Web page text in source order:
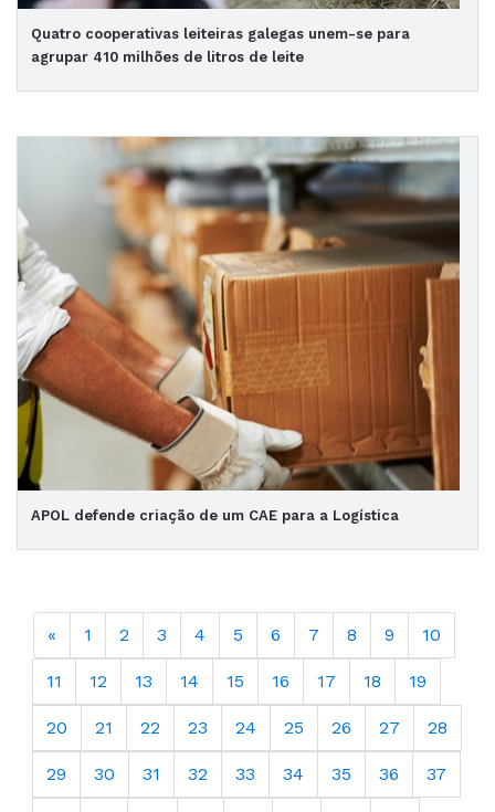
Quatro cooperativas leiteiras galegas unem-se para
agrupar 410 milhões de litros de leite
APOL defende criação de um CAE para a Logística
« 1 2 3 4 5 6 7 8 9 10
11 12 13 14 15 16 17 18 19
20 21 22 23 24 25 26 27 28
29 30 31 32 33 34 35 36 37